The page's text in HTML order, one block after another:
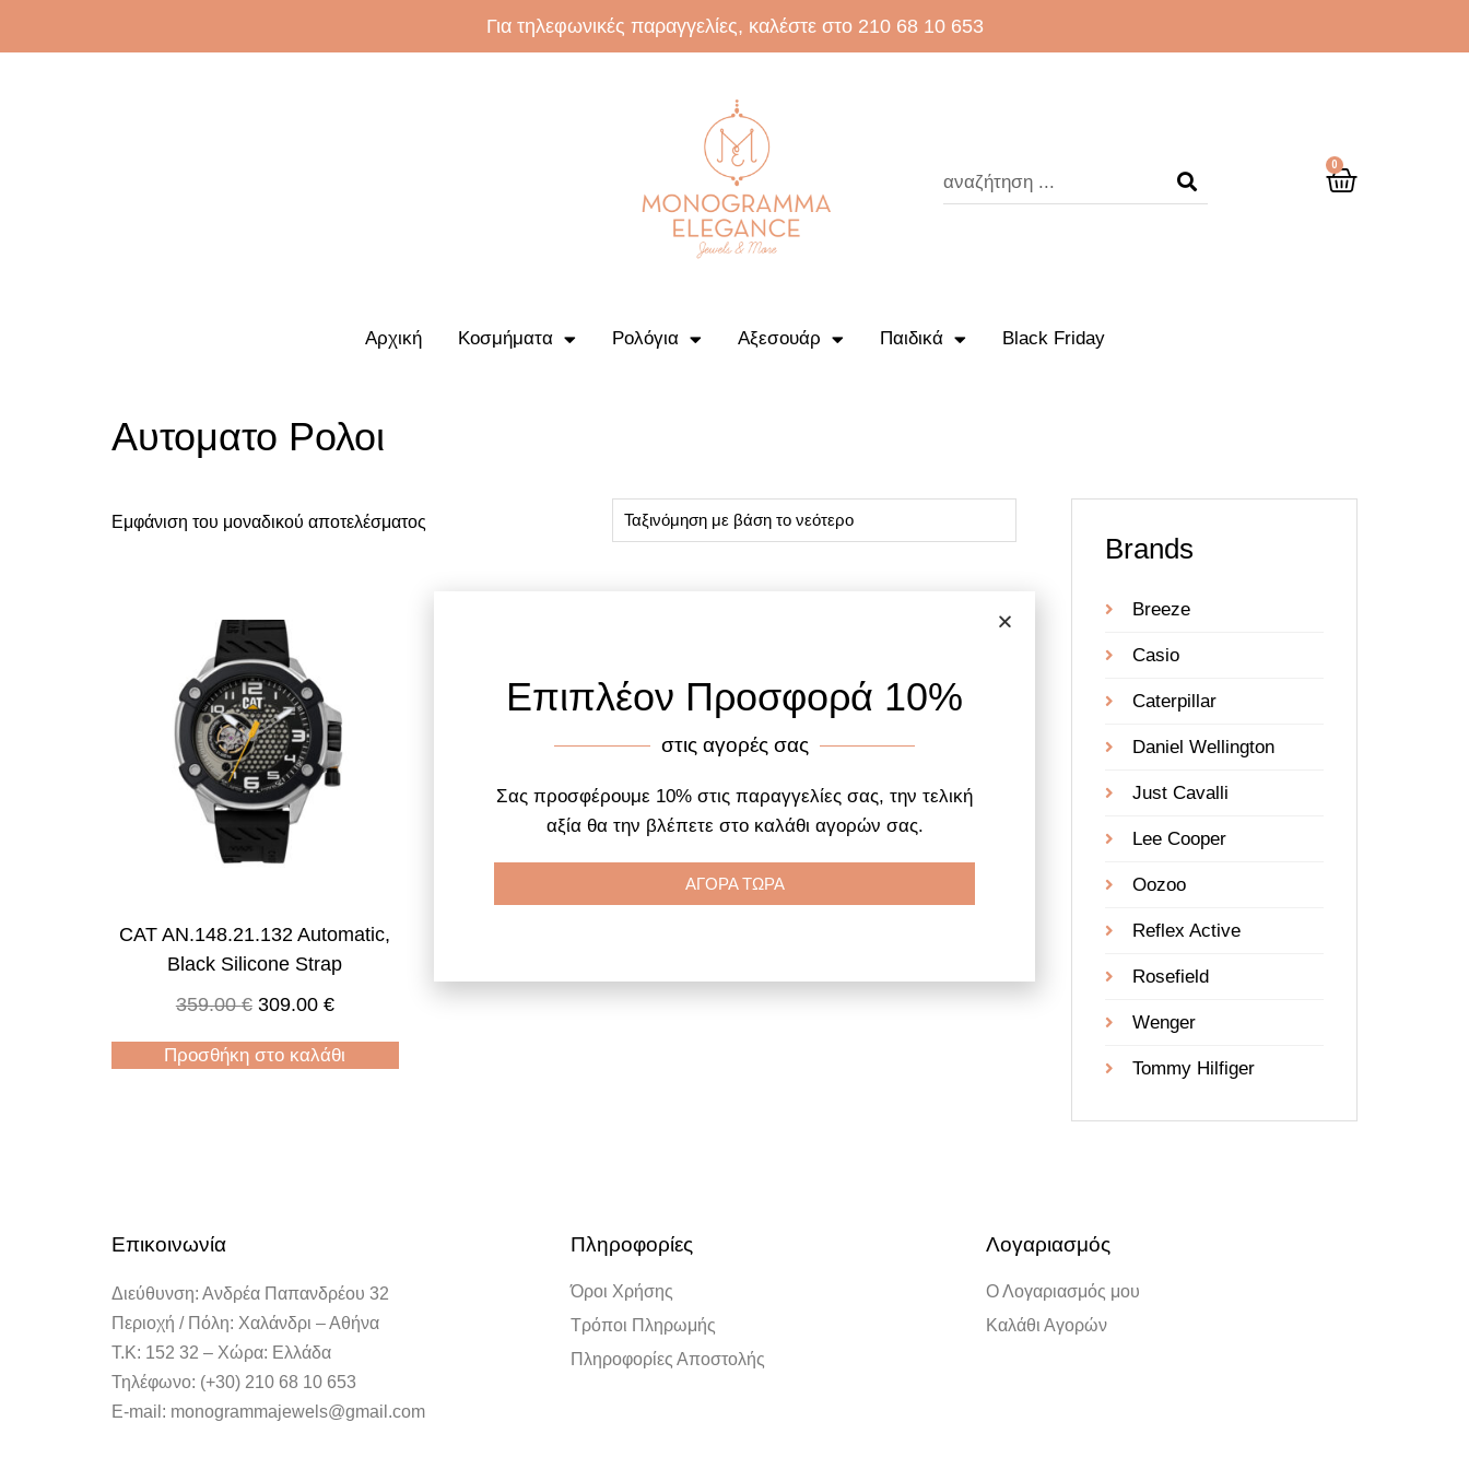
Για τηλεφωνικές παραγγελίες, καλέστε στο 210 68 10 653
0
Αρχική Κοσμήματα Ρολόγια Αξεσουάρ Παιδικά Black Friday
Αυτοματο Ρολοι
Εμφάνιση του μοναδικού αποτελέσματος
CAT AN.148.21.132 Automatic,
Black Silicone Strap
359.00€ 309.00 €
Προσθήκη στο καλάθι
Brands
Breeze
Casio
Caterpillar
Daniel Wellington
Just Cavalli
Lee Cooper
Oozoo
Reflex Active
Rosefield
Wenger
Tommy Hilfiger
Επικοινωνία
Διεύθυνση: Ανδρέα Παπανδρέου 32
Περιοχή / Πόλη: Χαλάνδρι – Αθήνα
Τ.Κ: 152 32 – Χώρα: Ελλάδα
Τηλέφωνο: (+30) 210 68 10 653
E-mail: monogrammajewels@gmail.com
Πληροφορίες
Όροι Χρήσης
Τρόποι Πληρωμής
Πληροφορίες Αποστολής
Λογαριασμός
Ο Λογαριασμός μου
Καλάθι Αγορών
Επιπλέον Προσφορά 10%
στις αγορές σας
Σας προσφέρουμε 10% στις παραγγελίες σας, την τελική
αξία θα την βλέπετε στο καλάθι αγορών σας.
ΑΓΟΡΑ ΤΩΡΑ